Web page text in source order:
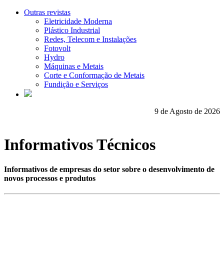
Outras revistas
Eletricidade Moderna
Plástico Industrial
Redes, Telecom e Instalações
Fotovolt
Hydro
Máquinas e Metais
Corte e Conformação de Metais
Fundição e Serviços
9 de Agosto de 2026
Informativos Técnicos
Informativos de empresas do setor sobre o desenvolvimento de
novos processos e produtos